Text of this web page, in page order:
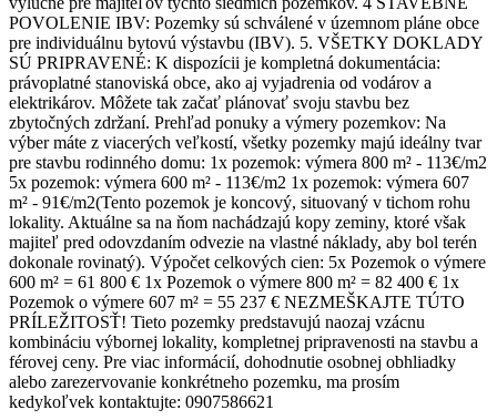
POVOLENIE IBV: Pozemky sú schválené v územnom pláne obce
pre individuálnu bytovú výstavbu (IBV). 5. VŠETKY DOKLADY
SÚ PRIPRAVENÉ: K dispozícii je kompletná dokumentácia:
právoplatné stanoviská obce, ako aj vyjadrenia od vodárov a
elektrikárov. Môžete tak začať plánovať svoju stavbu bez
zbytočných zdržaní. Prehľad ponuky a výmery pozemkov: Na
výber máte z viacerých veľkostí, všetky pozemky majú ideálny tvar
pre stavbu rodinného domu: 1x pozemok: výmera 800 m² - 113€/m2
5x pozemok: výmera 600 m² - 113€/m2 1x pozemok: výmera 607
m² - 91€/m2(Tento pozemok je koncový, situovaný v tichom rohu
lokality. Aktuálne sa na ňom nachádzajú kopy zeminy, ktoré však
majiteľ pred odovzdaním odvezie na vlastné náklady, aby bol terén
dokonale rovinatý). Výpočet celkových cien: 5x Pozemok o výmere
600 m² = 61 800 € 1x Pozemok o výmere 800 m² = 82 400 € 1x
Pozemok o výmere 607 m² = 55 237 € NEZMEŠKAJTE TÚTO
PRÍLEŽITOSŤ! Tieto pozemky predstavujú naozaj vzácnu
kombináciu výbornej lokality, kompletnej pripravenosti na stavbu a
férovej ceny. Pre viac informácií, dohodnutie osobnej obhliadky
alebo zarezervovanie konkrétneho pozemku, ma prosím
kedykoľvek kontaktujte: 0907586621